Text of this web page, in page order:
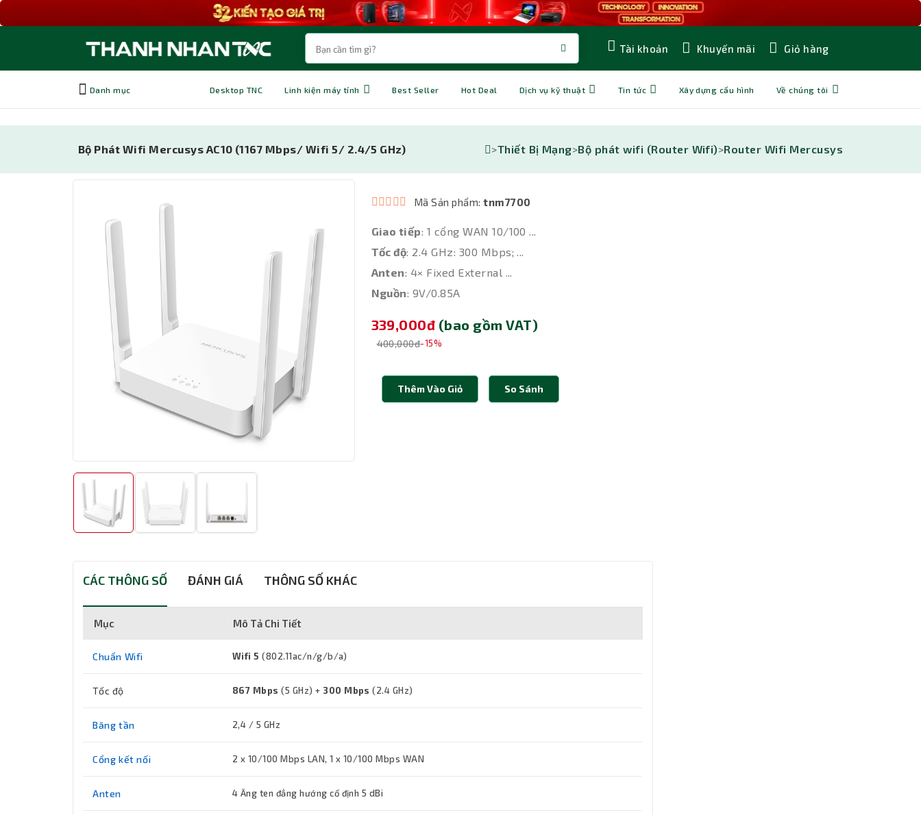
Tài khoản Khuyến mãi Giỏ hàng
Danh mục Desktop TNC Linh kiện máy tính Best Seller Hot Deal Dịch vụ kỹ thuật Tin tức Xây dựng cấu hình Về chúng tôi
Bộ Phát Wifi Mercusys AC10 (1167 Mbps/ Wifi 5/ 2.4/5 GHz) >Thiết Bị Mạng>Bộ phát wifi (Router Wifi)>Router Wifi Mercusys
Mã Sản phẩm:tnm7700
Giao tiếp: 1 cổng WAN 10/100 ...
Tốc độ: 2.4 GHz: 300 Mbps; ...
Anten: 4× Fixed External ...
Nguồn: 9V/0.85A
339,000đ (bao gồm VAT)
400,000đ-15%
Thêm Vào Giỏ So Sánh
CÁC THÔNG SỐ ĐÁNH GIÁ THÔNG SỐ KHÁC
Mục Mô Tả Chi Tiết
Chuẩn Wifi Wifi 5 (802.11ac/n/g/b/a)
Tốc độ 867 Mbps (5 GHz) + 300 Mbps (2.4 GHz)
Băng tần 2,4 / 5 GHz
Cổng kết nối 2 x 10/100 Mbps LAN, 1 x 10/100 Mbps WAN
Anten 4 Ăng ten đẳng hướng cố định 5 dBi